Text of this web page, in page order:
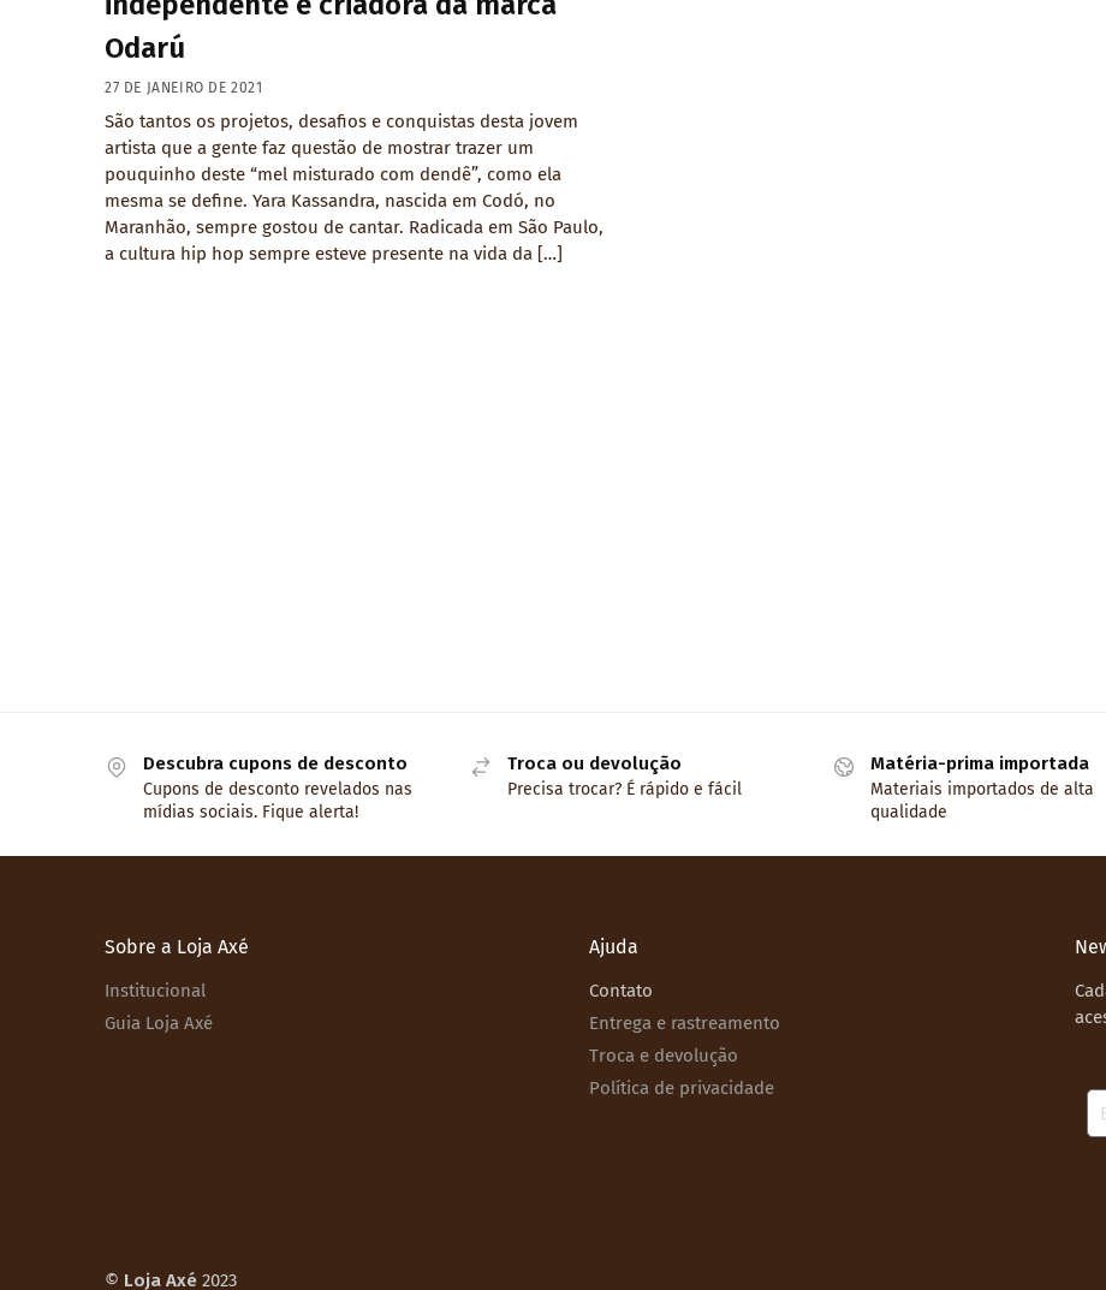
Odarú
27 DE JANEIRO DE 2021
São tantos os projetos, desafios e conquistas desta jovem
artista que a gente faz questão de mostrar trazer um
pouquinho deste “mel misturado com dendê”, como ela
mesma se define. Yara Kassandra, nascida em Codó, no
Maranhão, sempre gostou de cantar. Radicada em São Paulo,
a cultura hip hop sempre esteve presente na vida da […]
Descubra cupons de desconto
Cupons de desconto revelados nas
mídias sociais. Fique alerta!
Troca ou devolução
Precisa trocar? É rápido e fácil
Matéria-prima importada
Materiais importados de alta
qualidade
Sobre a Loja Axé
Institucional
Guia Loja Axé
Ajuda
Contato
Entrega e rastreamento
Troca e devolução
Política de privacidade
© Loja Axé 2023